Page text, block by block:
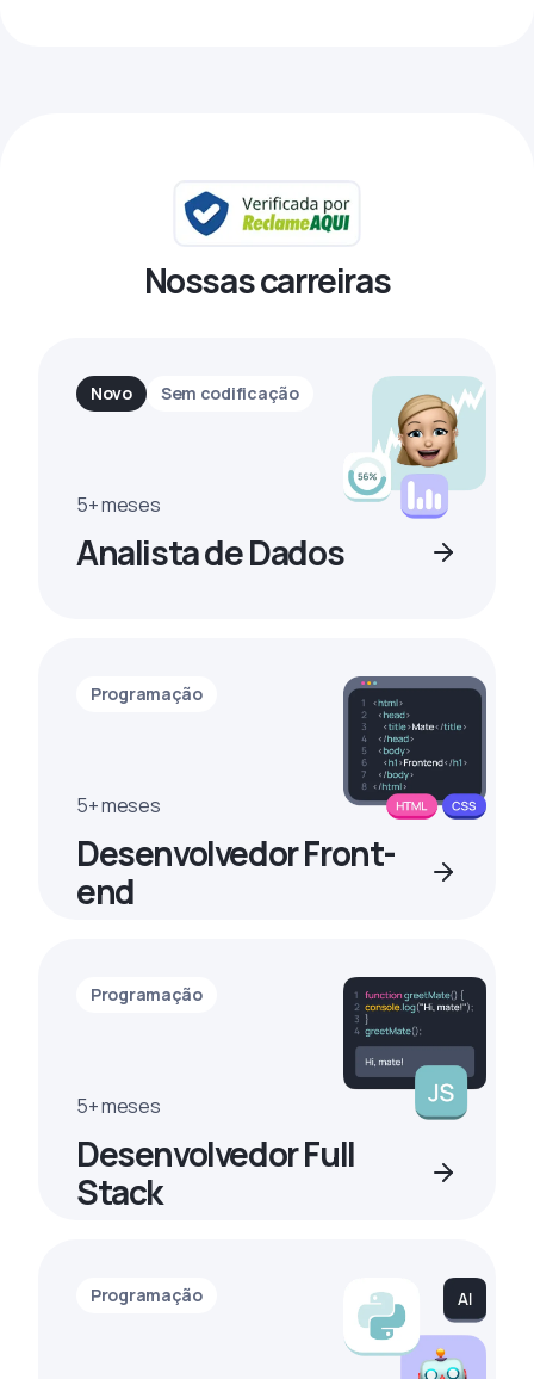
Nossas carreiras
Novo Sem codificação
5+ meses
Analista de Dados
Programação
5+ meses
Desenvolvedor Front-
end
Programação
5+ meses
Desenvolvedor Full
Stack
Programação